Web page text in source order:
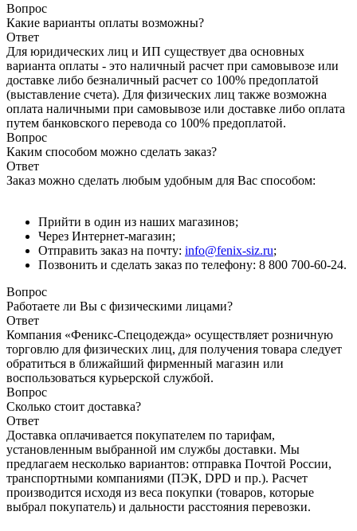
Вопрос
Какие варианты оплаты возможны?
Ответ
Для юридических лиц и ИП существует два основных
варианта оплаты - это наличный расчет при самовывозе или
доставке либо безналичный расчет со 100% предоплатой
(выставление счета). Для физических лиц также возможна
оплата наличными при самовывозе или доставке либо оплата
путем банковского перевода со 100% предоплатой.
Вопрос
Каким способом можно сделать заказ?
Ответ
Заказ можно сделать любым удобным для Вас способом:
Прийти в один из наших магазинов;
Через Интернет-магазин;
Отправить заказ на почту: info@fenix-siz.ru;
Позвонить и сделать заказ по телефону: 8 800 700-60-24.
Вопрос
Работаете ли Вы с физическими лицами?
Ответ
Компания «Феникс-Спецодежда» осуществляет розничную
торговлю для физических лиц, для получения товара следует
обратиться в ближайший фирменный магазин или
воспользоваться курьерской службой.
Вопрос
Сколько стоит доставка?
Ответ
Доставка оплачивается покупателем по тарифам,
установленным выбранной им службы доставки. Мы
предлагаем несколько вариантов: отправка Почтой России,
транспортными компаниями (ПЭК, DPD и пр.). Расчет
производится исходя из веса покупки (товаров, которые
выбрал покупатель) и дальности расстояния перевозки.